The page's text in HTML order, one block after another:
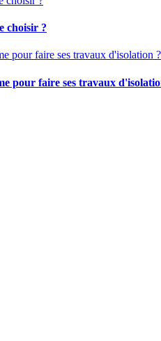
choisir ?
pour faire ses travaux